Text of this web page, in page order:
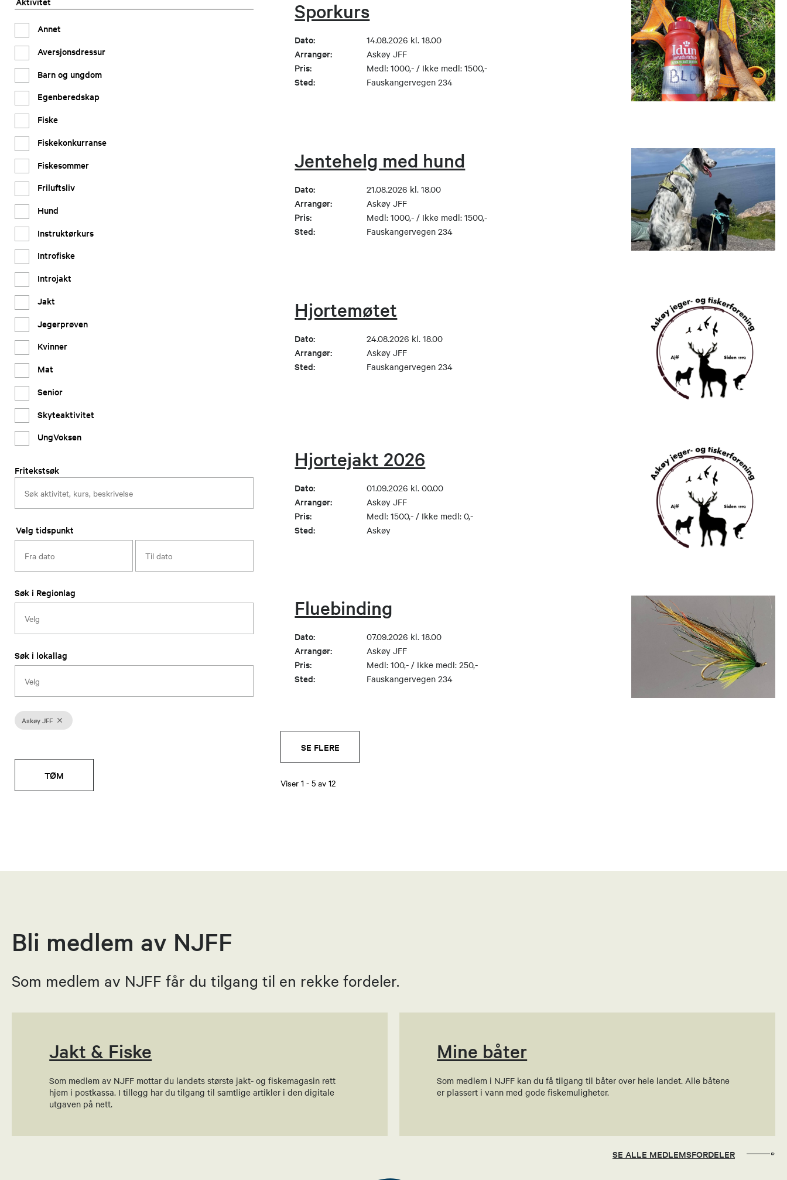
Annet
Aversjonsdressur
Barn og ungdom
Egenberedskap
Fiske
Fiskekonkurranse
Fiskesommer
Friluftsliv
Hund
Instruktørkurs
Introfiske
Introjakt
Jakt
Jegerprøven
Kvinner
Mat
Senior
Skyteaktivitet
UngVoksen
Fritekstsøk
Velg tidspunkt
Søk i Regionlag
Søk i lokallag
Askøy JFF
TØM
Sporkurs
Dato: 14.08.2026 kl. 18.00
Arrangør: Askøy JFF
Pris: Medl: 1000,- / Ikke medl: 1500,-
Sted: Fauskangervegen 234
Jentehelg med hund
Dato: 21.08.2026 kl. 18.00
Arrangør: Askøy JFF
Pris: Medl: 1000,- / Ikke medl: 1500,-
Sted: Fauskangervegen 234
Hjortemøtet
Dato: 24.08.2026 kl. 18.00
Arrangør: Askøy JFF
Sted: Fauskangervegen 234
Hjortejakt 2026
Dato: 01.09.2026 kl. 00.00
Arrangør: Askøy JFF
Pris: Medl: 1500,- / Ikke medl: 0,-
Sted: Askøy
Fluebinding
Dato: 07.09.2026 kl. 18.00
Arrangør: Askøy JFF
Pris: Medl: 100,- / Ikke medl: 250,-
Sted: Fauskangervegen 234
SE FLERE
Viser1- 5av12
Bli medlem av NJFF
Som medlem av NJFF får du tilgang til en rekke fordeler.
Jakt & Fiske
Som medlem av NJFF mottar du landets største jakt- og fiskemagasin rett
hjem i postkassa. I tillegg har du tilgang til samtlige artikler i den digitale
utgaven på nett.
Mine båter
Som medlem i NJFF kan du få tilgang til båter over hele landet. Alle båtene
er plassert i vann med gode fiskemuligheter.
SE ALLE MEDLEMSFORDELER